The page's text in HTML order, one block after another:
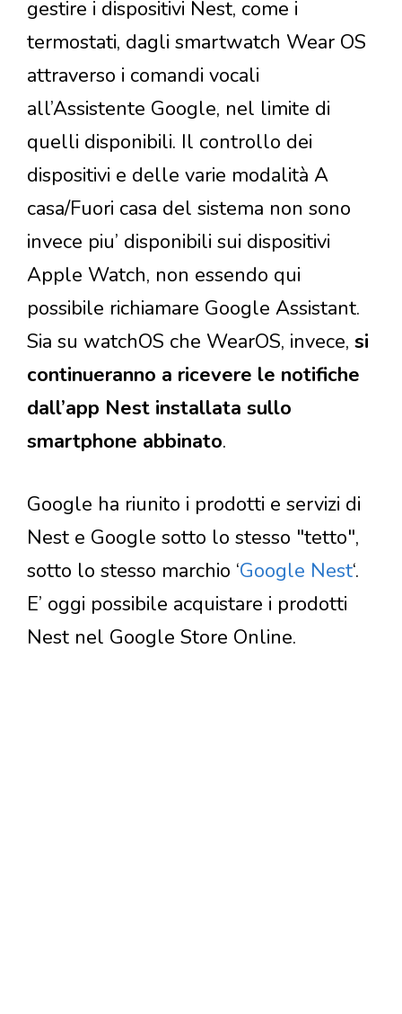
gestire i dispositivi Nest, come i
termostati, dagli smartwatch Wear OS
attraverso i comandi vocali
all’Assistente Google, nel limite di
quelli disponibili. Il controllo dei
dispositivi e delle varie modalità A
casa/Fuori casa del sistema non sono
invece piu’ disponibili sui dispositivi
Apple Watch, non essendo qui
possibile richiamare Google Assistant.
Sia su watchOS che WearOS, invece, si
continueranno a ricevere le notifiche
dall’app Nest installata sullo
smartphone abbinato.
Google ha riunito i prodotti e servizi di
Nest e Google sotto lo stesso "tetto",
sotto lo stesso marchio ‘Google Nest‘.
E’ oggi possibile acquistare i prodotti
Nest nel Google Store Online.